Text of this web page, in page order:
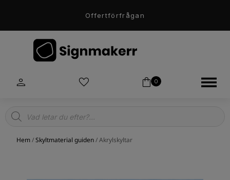
Offertförfrågan
0
Products
search
Hem/Skyltmaterial guiden/ Akrylskyltar